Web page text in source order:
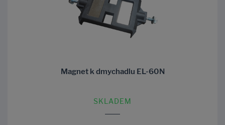
Magnet k dmychadlu EL-60N
SKLADEM